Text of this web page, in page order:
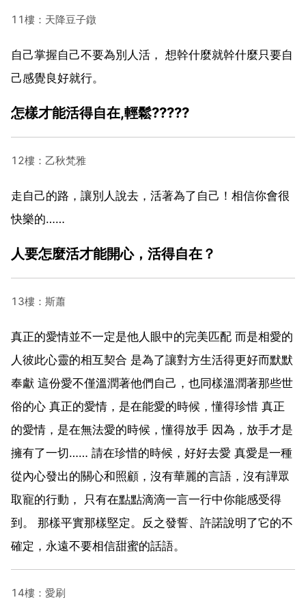
11樓：天降豆子鐓
自己掌握自己不要為別人活， 想幹什麼就幹什麼只要自
己感覺良好就行。
怎樣才能活得自在,輕鬆?????
12樓：乙秋梵雅
走自己的路，讓別人說去，活著為了自己！相信你會很
快樂的……
人要怎麼活才能開心，活得自在？
13樓：斯蕭
真正的愛情並不一定是他人眼中的完美匹配 而是相愛的
人彼此心靈的相互契合 是為了讓對方生活得更好而默默
奉獻 這份愛不僅溫潤著他們自己，也同樣溫潤著那些世
俗的心 真正的愛情，是在能愛的時候，懂得珍惜 真正
的愛情，是在無法愛的時候，懂得放手 因為，放手才是
擁有了一切…… 請在珍惜的時候，好好去愛 真愛是一種
從內心發出的關心和照顧，沒有華麗的言語，沒有譁眾
取寵的行動， 只有在點點滴滴一言一行中你能感受得
到。 那樣平實那樣堅定。反之發誓、許諾說明了它的不
確定，永遠不要相信甜蜜的話語。
14樓：愛刷